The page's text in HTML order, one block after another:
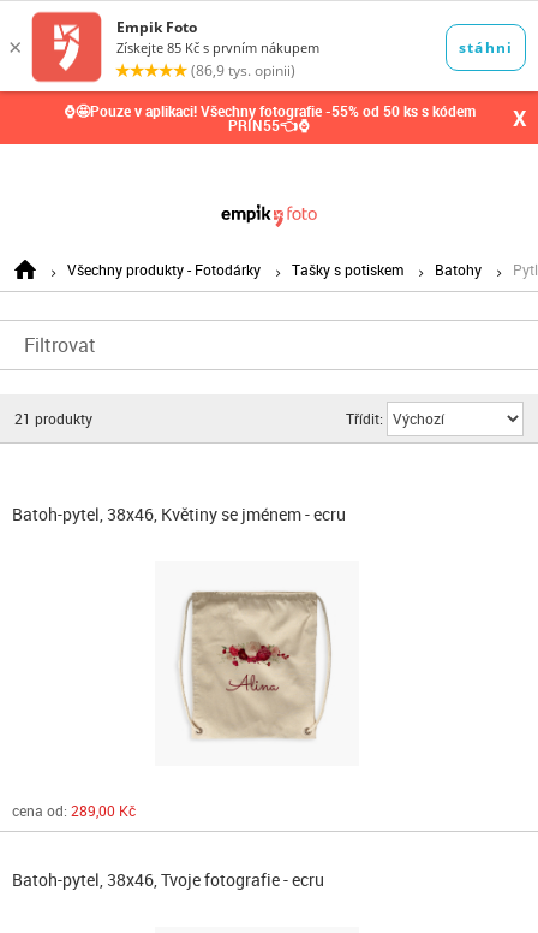
⌚🤩Pouze v aplikaci! Všechny fotografie -55% od 50 ks s kódem
PRIN55👈⌚ X
Všechny produkty - Fotodárky Tašky s potiskem Batohy
Filtrovat
21 produkty Třídit:
Batoh-pytel, 38x46, Květiny se jménem - ecru
cena od: 289,00 Kč
Batoh-pytel, 38x46, Tvoje fotografie - ecru